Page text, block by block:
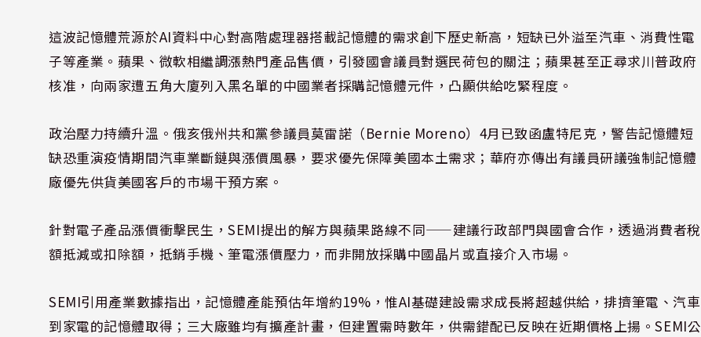
這波記憶體荒源於AI資料中心對高階處理器搭載記憶體的需求創下歷史新高，短缺已外溢至汽車、消費性電
子等產業。蘋果、微軟相繼調漲熱門產品售價，引發國會議員對選民荷包的關注；蘋果甚至正尋求川普政府
核准，向兩家遭五角大廈列入黑名單的中國業者採購記憶體元件，凸顯供給吃緊程度。
政治壓力持續升溫。俄亥俄州共和黨參議員莫雷諾（Bernie Moreno）4月已致函盧特尼克，警告記憶體短
缺恐重演疫情期間汽車業斷鏈與漲價風暴，要求優先保障美國本土需求；華府亦傳出有議員研議強制記憶體
廠優先供貨美國客戶的市場干預方案。
針對電子產品漲價衝擊民生，SEMI提出的解方與蘋果路線不同——建議行政部門與國會合作，透過消費者稅
額抵減或扣除額，抵銷手機、筆電漲價壓力，而非開放採購中國晶片或直接介入市場。
SEMI引用產業數據指出，記憶體產能預估年增約19%，惟AI基礎建設需求成長將超越供給，排擠筆電、汽車
到家電的記憶體取得；三大廠雖均有擴產計畫，但建置需時數年，供需錯配已反映在近期價格上揚。SEMI公